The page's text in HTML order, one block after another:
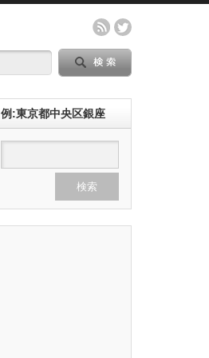
例:東京都中央区銀座